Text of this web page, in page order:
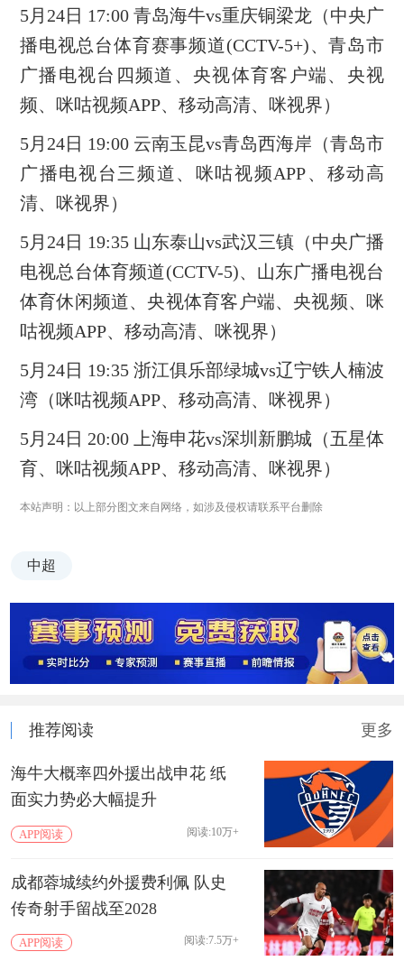
5月24日 17:00 青岛海牛vs重庆铜梁龙（中央广
播电视总台体育赛事频道(CCTV-5+)、青岛市
广播电视台四频道、央视体育客户端、央视
频、咪咕视频APP、移动高清、咪视界）
5月24日 19:00 云南玉昆vs青岛西海岸（青岛市
广播电视台三频道、咪咕视频APP、移动高
清、咪视界）
5月24日 19:35 山东泰山vs武汉三镇（中央广播
电视总台体育频道(CCTV-5)、山东广播电视台
体育休闲频道、央视体育客户端、央视频、咪
咕视频APP、移动高清、咪视界）
5月24日 19:35 浙江俱乐部绿城vs辽宁铁人楠波
湾（咪咕视频APP、移动高清、咪视界）
5月24日 20:00 上海申花vs深圳新鹏城（五星体
育、咪咕视频APP、移动高清、咪视界）
本站声明：以上部分图文来自网络，如涉及侵权请联系平台删除
中超
推荐阅读 更多
海牛大概率四外援出战申花 纸
面实力势必大幅提升
APP阅读 阅读:10万+
成都蓉城续约外援费利佩 队史
传奇射手留战至2028
APP阅读 阅读:7.5万+